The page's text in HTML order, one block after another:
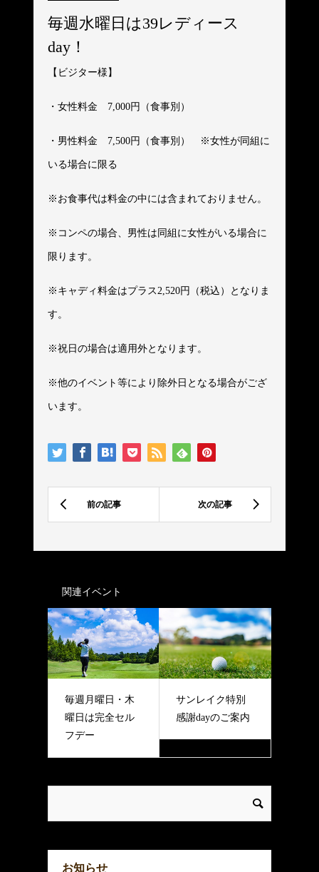
毎週水曜日は39レディース
day！
【ビジター様】
・女性料金 7,000円（食事別）
・男性料金 7,500円（食事別） ※女性が同組に
いる場合に限る
※お食事代は料金の中には含まれておりません。
※コンペの場合、男性は同組に女性がいる場合に
限ります。
※キャディ料金はプラス2,520円（税込）となりま
す。
※祝日の場合は適用外となります。
※他のイベント等により除外日となる場合がござ
います。
関連イベント
毎週月曜日・木
曜日は完全セル
フデー
サンレイク特別
感謝dayのご案内
お知らせ